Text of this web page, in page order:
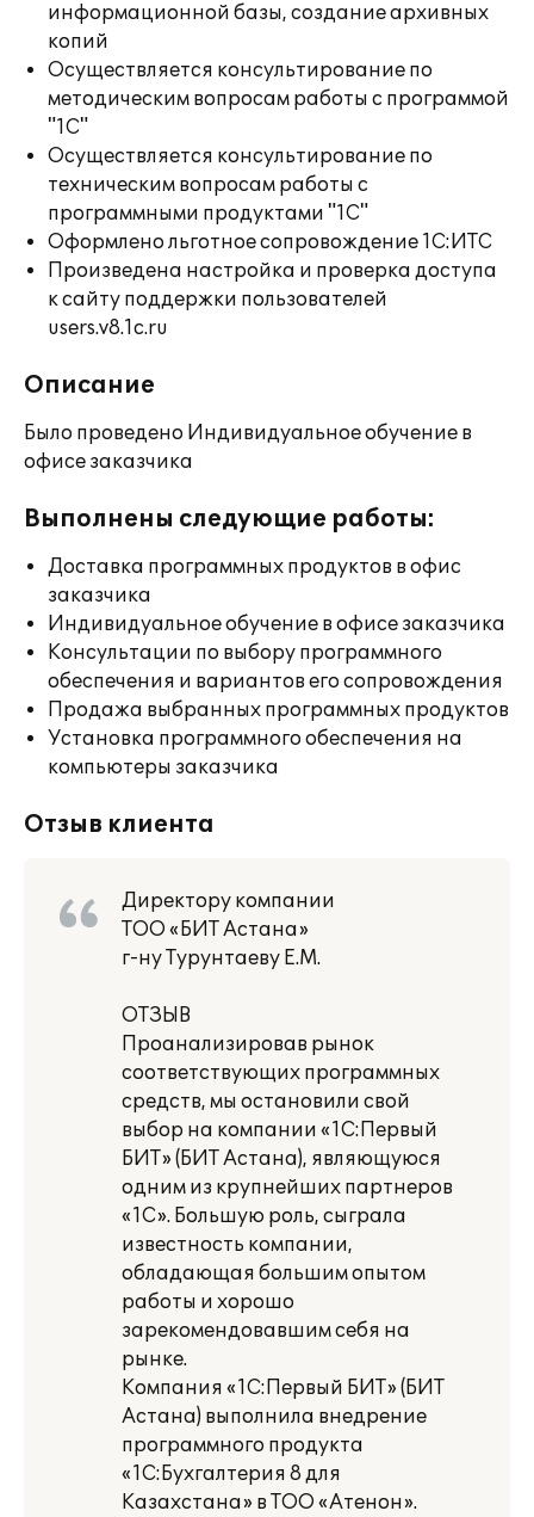
информационной базы, создание архивных
копий
Осуществляется консультирование по
методическим вопросам работы с программой
"1С"
Осуществляется консультирование по
техническим вопросам работы с
программными продуктами "1С"
Оформлено льготное сопровождение 1С:ИТС
Произведена настройка и проверка доступа
к сайту поддержки пользователей
users.v8.1c.ru
Описание
Было проведено Индивидуальное обучение в
офисе заказчика
Выполнены следующие работы:
Доставка программных продуктов в офис
заказчика
Индивидуальное обучение в офисе заказчика
Консультации по выбору программного
обеспечения и вариантов его сопровождения
Продажа выбранных программных продуктов
Установка программного обеспечения на
компьютеры заказчика
Отзыв клиента
Директору компании
ТОО «БИТ Астана»
г-ну Турунтаеву Е.М.
ОТЗЫВ
Проанализировав рынок
соответствующих программных
средств, мы остановили свой
выбор на компании «1С:Первый
БИТ» (БИТ Астана), являющуюся
одним из крупнейших партнеров
«1С». Большую роль, сыграла
известность компании,
обладающая большим опытом
работы и хорошо
зарекомендовавшим себя на
рынке.
Компания «1С:Первый БИТ» (БИТ
Астана) выполнила внедрение
программного продукта
«1С:Бухгалтерия 8 для
Казахстана» в ТОО «Атенон».